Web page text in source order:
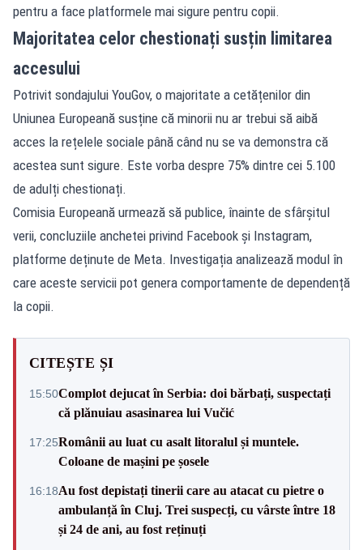
pentru a face platformele mai sigure pentru copii.
Majoritatea celor chestionați susțin limitarea
accesului
Potrivit sondajului YouGov, o majoritate a cetățenilor din
Uniunea Europeană susține că minorii nu ar trebui să aibă
acces la rețelele sociale până când nu se va demonstra că
acestea sunt sigure. Este vorba despre 75% dintre cei 5.100
de adulți chestionați.
Comisia Europeană urmează să publice, înainte de sfârșitul
verii, concluziile anchetei privind Facebook și Instagram,
platforme deținute de Meta. Investigația analizează modul în
care aceste servicii pot genera comportamente de dependență
la copii.
CITEȘTE ȘI
15:50Complot dejucat în Serbia: doi bărbați, suspectați
că plănuiau asasinarea lui Vučić
17:25Românii au luat cu asalt litoralul și muntele.
Coloane de mașini pe șosele
16:18Au fost depistați tinerii care au atacat cu pietre o
ambulanță în Cluj. Trei suspecți, cu vârste între 18
și 24 de ani, au fost reținuți